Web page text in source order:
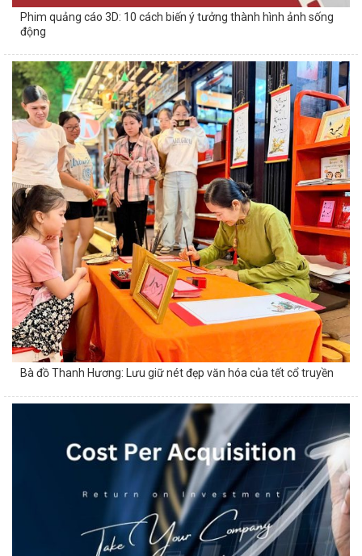
Phim quảng cáo 3D: 10 cách biến ý tưởng thành hình ảnh sống
động
Bà đồ Thanh Hương: Lưu giữ nét đẹp văn hóa của tết cổ truyền